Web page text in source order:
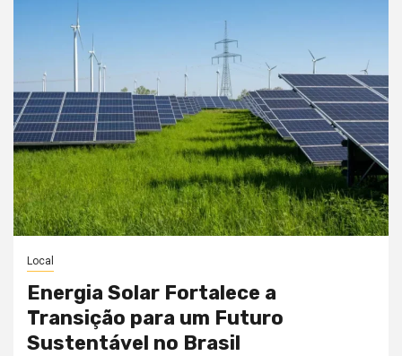
Local
Energia Solar Fortalece a
Transição para um Futuro
Sustentável no Brasil